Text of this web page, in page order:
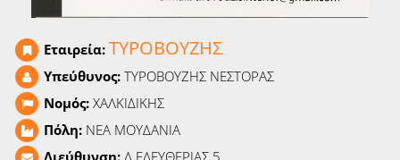
Εταιρεία: ΤΥΡΟΒΟΥΖΗΣ
Υπεύθυνος: ΤΥΡΟΒΟΥΖΗΣ ΝΕΣΤΟΡΑΣ
Νομός: ΧΑΛΚΙΔΙΚΗΣ
Πόλη: ΝΕΑ ΜΟΥΔΑΝΙΑ